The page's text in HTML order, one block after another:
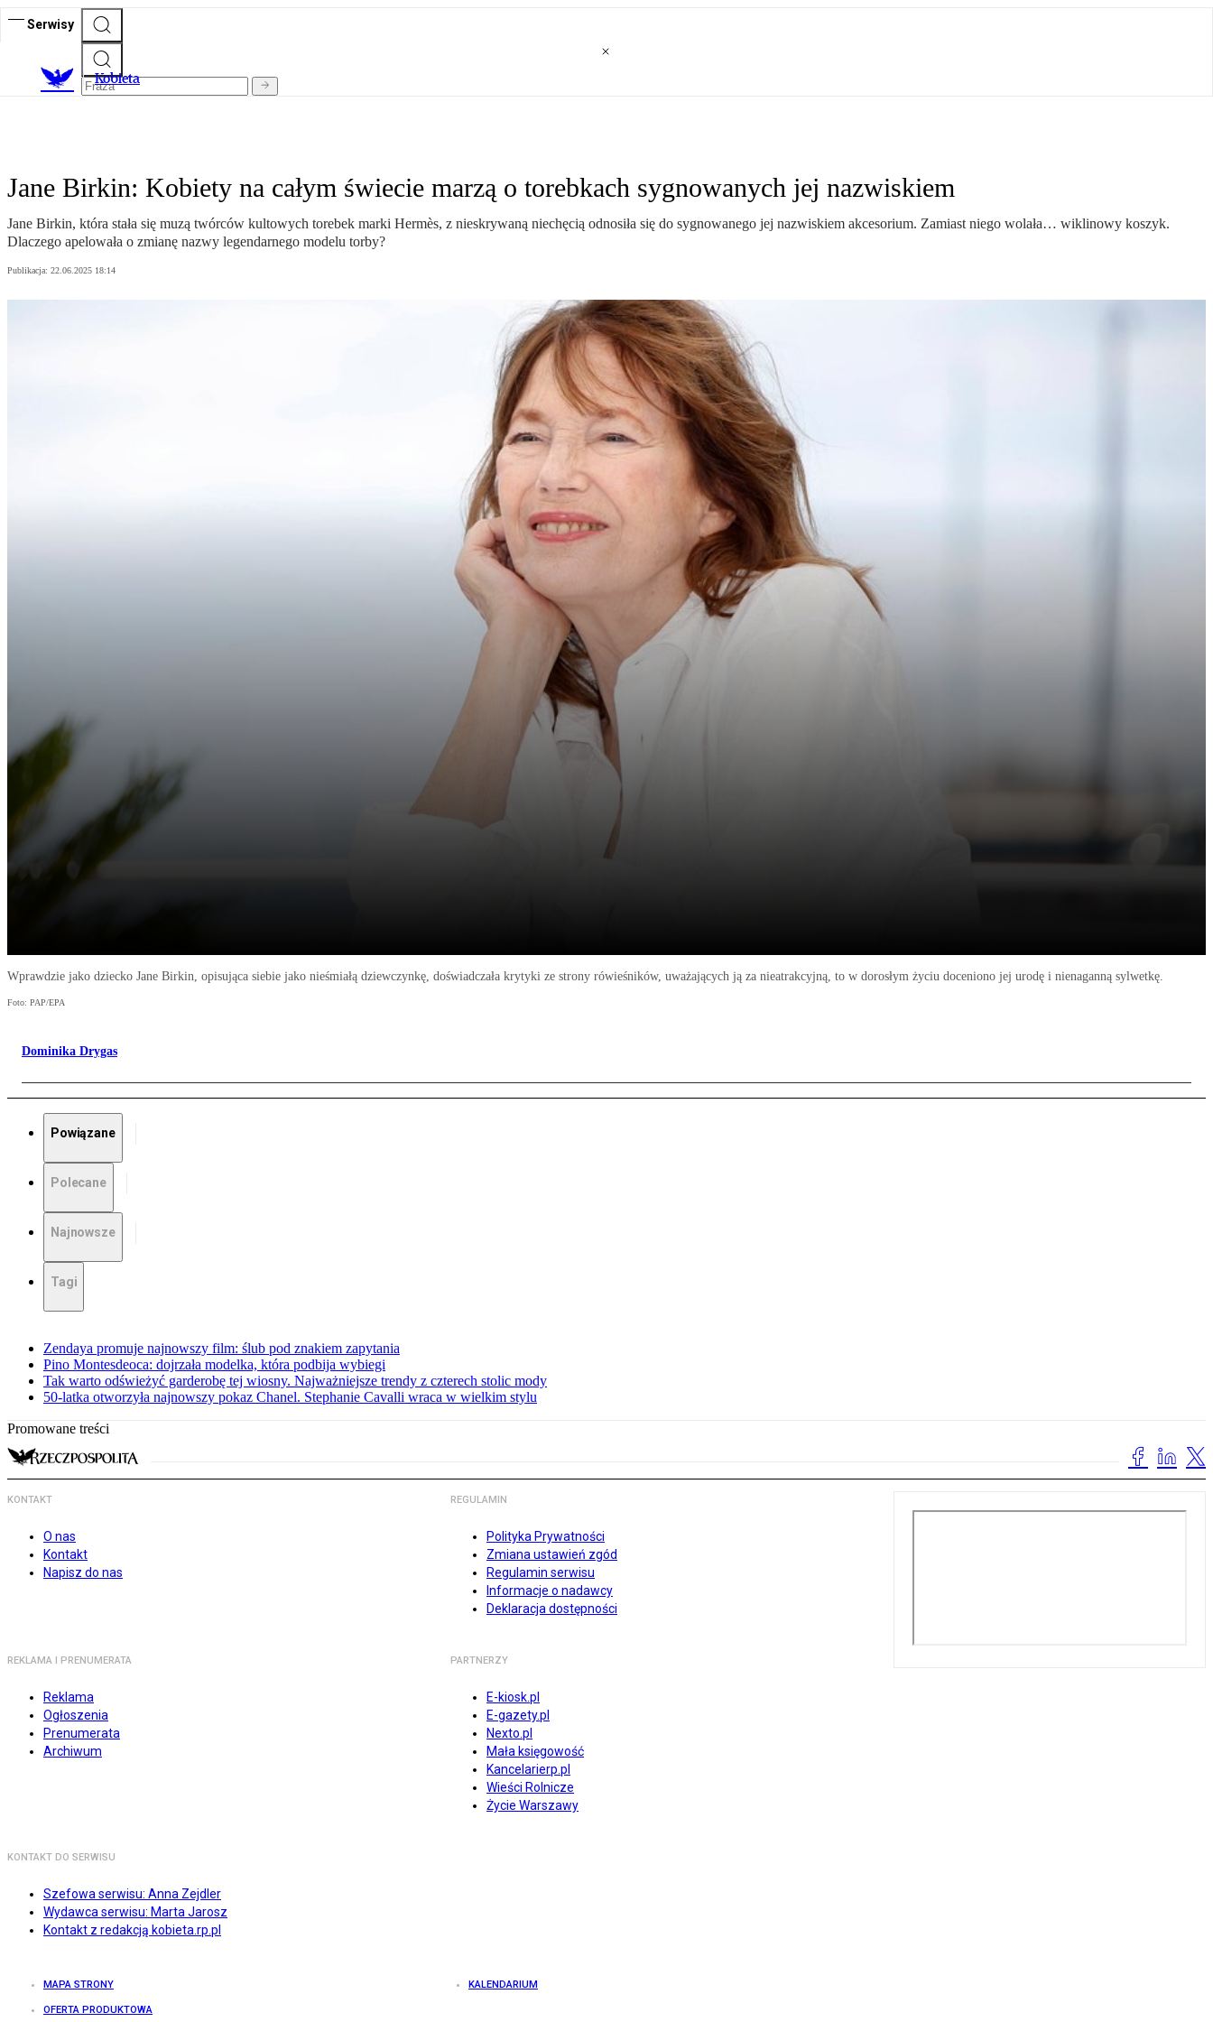
Serwisy
Kobieta
Jane Birkin: Kobiety na całym świecie marzą o torebkach sygnowanych jej nazwiskiem
Jane Birkin, która stała się muzą twórców kultowych torebek marki Hermès, z nieskrywaną niechęcią odnosiła się do sygnowanego jej nazwiskiem akcesorium. Zamiast niego wolała… wiklinowy koszyk.
Dlaczego apelowała o zmianę nazwy legendarnego modelu torby?
Publikacja: 22.06.2025 18:14
Wprawdzie jako dziecko Jane Birkin, opisująca siebie jako nieśmiałą dziewczynkę, doświadczała krytyki ze strony rówieśników, uważających ją za nieatrakcyjną, to w dorosłym życiu doceniono jej urodę i nienaganną sylwetkę.
Foto: PAP/EPA
Dominika Drygas
Powiązane
Polecane
Najnowsze
Tagi
Zendaya promuje najnowszy film: ślub pod znakiem zapytania
Pino Montesdeoca: dojrzała modelka, która podbija wybiegi
Tak warto odświeżyć garderobę tej wiosny. Najważniejsze trendy z czterech stolic mody
50-latka otworzyła najnowszy pokaz Chanel. Stephanie Cavalli wraca w wielkim stylu
Promowane treści
KONTAKT
O nas
Kontakt
Napisz do nas
REGULAMIN
Polityka Prywatności
Zmiana ustawień zgód
Regulamin serwisu
Informacje o nadawcy
Deklaracja dostępności
REKLAMA I PRENUMERATA
Reklama
Ogłoszenia
Prenumerata
Archiwum
PARTNERZY
E-kiosk.pl
E-gazety.pl
Nexto.pl
Mała księgowość
Kancelarierp.pl
Wieści Rolnicze
Życie Warszawy
KONTAKT DO SERWISU
Szefowa serwisu: Anna Zejdler
Wydawca serwisu: Marta Jarosz
Kontakt z redakcją kobieta.rp.pl
MAPA STRONY KALENDARIUM
OFERTA PRODUKTOWA